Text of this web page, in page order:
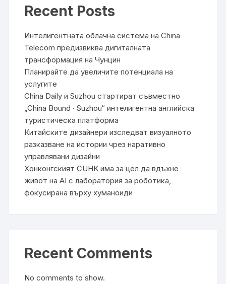
Recent Posts
Интелигентната облачна система на China
Telecom предизвиква дигиталната
трансформация на Чунцин
Планирайте да увеличите потенциала на
услугите
China Daily и Suzhou стартират съвместно
„China Bound · Suzhou“ интелигентна английска
туристическа платформа
Китайските дизайнери изследват визуалното
разказване на истории чрез наративно
управлявани дизайни
Хонконгският CUHK има за цел да вдъхне
живот на AI с лаборатория за роботика,
фокусирана върху хуманоиди
Recent Comments
No comments to show.